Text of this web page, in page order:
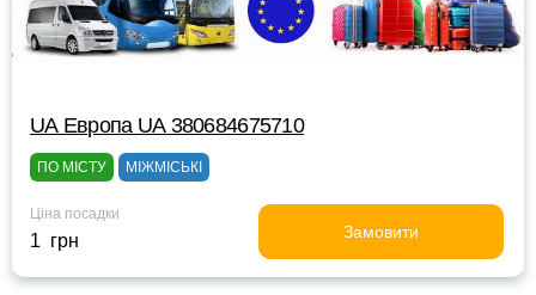
UА Европа UА 380684675710
ПО МІСТУ МІЖМІСЬКІ
Ціна посадки
1 грн Замовити